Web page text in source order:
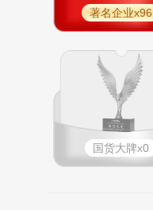
著名企业x96
国货大牌x0